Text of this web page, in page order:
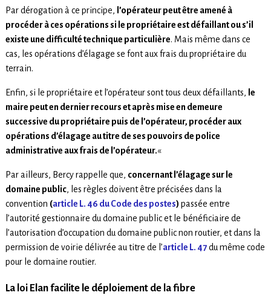
Par dérogation à ce principe, l’opérateur peut être amené à
procéder à ces opérations si le propriétaire est défaillant ou s’il
existe une difficulté technique particulière. Mais même dans ce
cas, les opérations d’élagage se font aux frais du propriétaire du
terrain.
Enfin, si le propriétaire et l’opérateur sont tous deux défaillants, le
maire peut en dernier recours et après mise en demeure
successive du propriétaire puis de l’opérateur, procéder aux
opérations d’élagage au titre de ses pouvoirs de police
administrative aux frais de l’opérateur.«
Par ailleurs, Bercy rappelle que, concernant l’élagage sur le
domaine public, les règles doivent être précisées dans la
convention (article L. 46 du Code des postes) passée entre
l’autorité gestionnaire du domaine public et le bénéficiaire de
l’autorisation d’occupation du domaine public non routier, et dans la
permission de voirie délivrée au titre de l’article L. 47du même code
pour le domaine routier.
La loi Elan facilite le déploiement de la fibre